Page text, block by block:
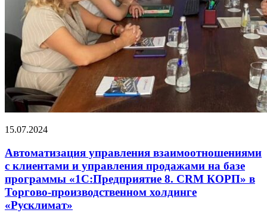
15.07.2024
Автоматизация управления взаимоотношениями
с клиентами и управления продажами на базе
программы «1С:Предприятие 8. CRM КОРП» в
Торгово-производственном холдинге
«Русклимат»